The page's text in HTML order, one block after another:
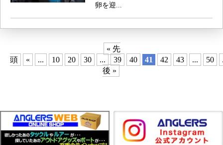
卵を迎...
« 先
頭
« ... 10 20 30 ... 39 40 41 42 43 ... 50
後 »